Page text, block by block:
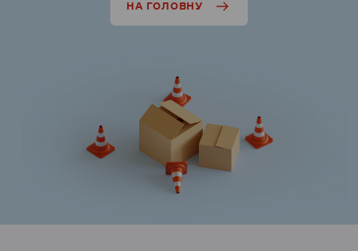
НА ГОЛОВНУ